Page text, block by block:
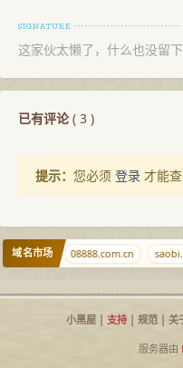
这家伙太懒了，什么也没留下
已有评论( 3 )
提示： 您必须 登录 才能查
域名市场
lhz.net 08888.com.cn
小黑屋| 支持| 规范| 关
服务器由